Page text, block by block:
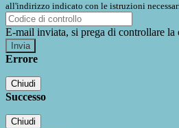
all'indirizzo indicato con le istruzioni
E-mail inviata, si prega di controllare la
Errore
Chiudi
Successo
Chiudi